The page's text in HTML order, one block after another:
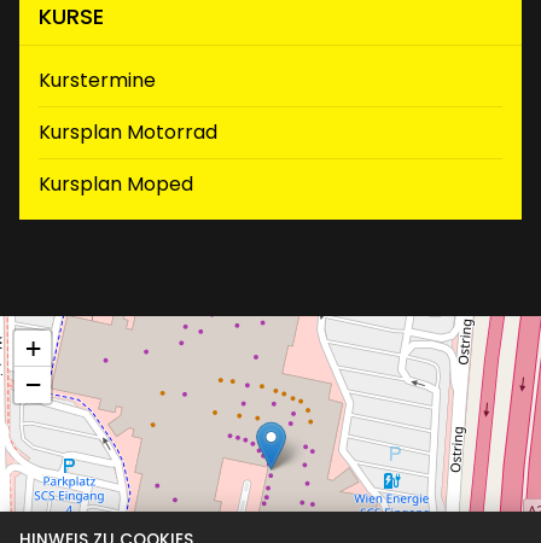
KURSE
Kurstermine
Kursplan Motorrad
Kursplan Moped(aktiv)
+
−